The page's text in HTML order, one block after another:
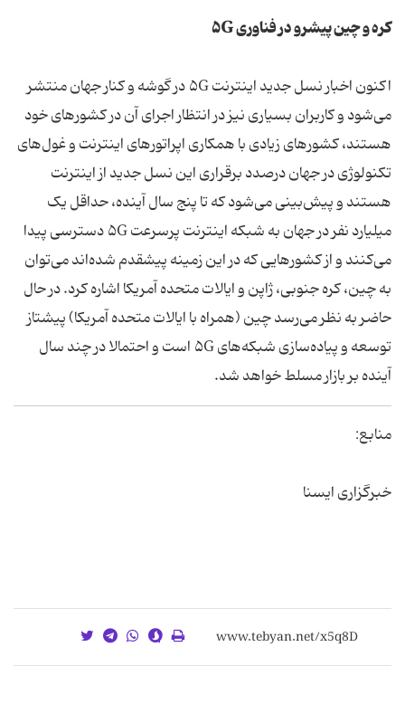
کره و چین پیشرو در فناوری ۵G
اکنون اخبار نسل جدید اینترنت ۵G در گوشه و کنار جهان منتشر
می‌شود و کاربران بسیاری نیز در انتظار اجرای آن در کشورهای خود
هستند، کشورهای زیادی با همکاری اپراتورهای اینترنت و غول‌های
تکنولوژی در جهان درصدد برقراری این نسل جدید از اینترنت
هستند و پیش‌بینی می‌شود که تا پنج سال آینده، حداقل یک
میلیارد نفر در جهان به شبکه اینترنت پرسرعت ۵G دسترسی پیدا
می‌کنند و از کشورهایی که در این زمینه پیشقدم شده‌اند می‌توان
به چین، کره جنوبی، ژاپن و ایالات متحده آمریکا اشاره کرد. در حال
حاضر به نظر می‌رسد چین (همراه با ایالات متحده آمریکا) پیشتاز
توسعه و پیاده‌سازی شبکه‌های ۵G است و احتمالا در چند سال
آینده بر بازار مسلط خواهد شد.
منابع:
خبرگزاری ایسنا